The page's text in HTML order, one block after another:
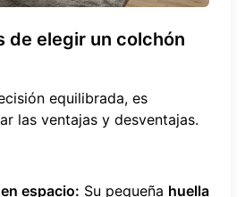
de elegir un colchón
equilibrada, es
las ventajas y desventajas.
espacio: Su pequeña huella